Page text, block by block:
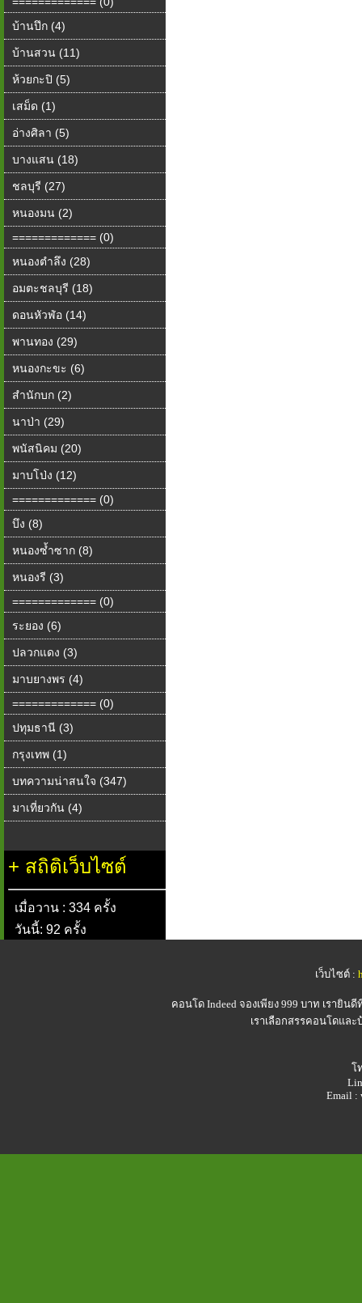
บ้านปึก (4)
บ้านสวน (11)
ห้วยกะปิ (5)
เสม็ด (1)
อ่างศิลา (5)
บางแสน (18)
ชลบุรี (27)
หนองมน (2)
============= (0)
หนองตำลึง (28)
อมตะชลบุรี (18)
ดอนหัวฬ่อ (14)
พานทอง (29)
หนองกะขะ (6)
สำนักบก (2)
นาป่า (29)
พนัสนิคม (20)
มาบโป่ง (12)
============= (0)
บึง (8)
หนองซ้ำซาก (8)
หนองรี (3)
============= (0)
ระยอง (6)
ปลวกแดง (3)
มาบยางพร (4)
============= (0)
ปทุมธานี (3)
กรุงเทพ (1)
บทความน่าสนใจ (347)
มาเที่ยวกัน (4)
+ สถิติเว็บไซต์
เมื่อวาน : 334 ครั้ง
วันนี้: 92 ครั้ง
เว็บไซต์ :
คอนโด Indeedจองเพียง 999 บาท เรายิน
เราเลือกสรรคอนโดแล
โ
Email :